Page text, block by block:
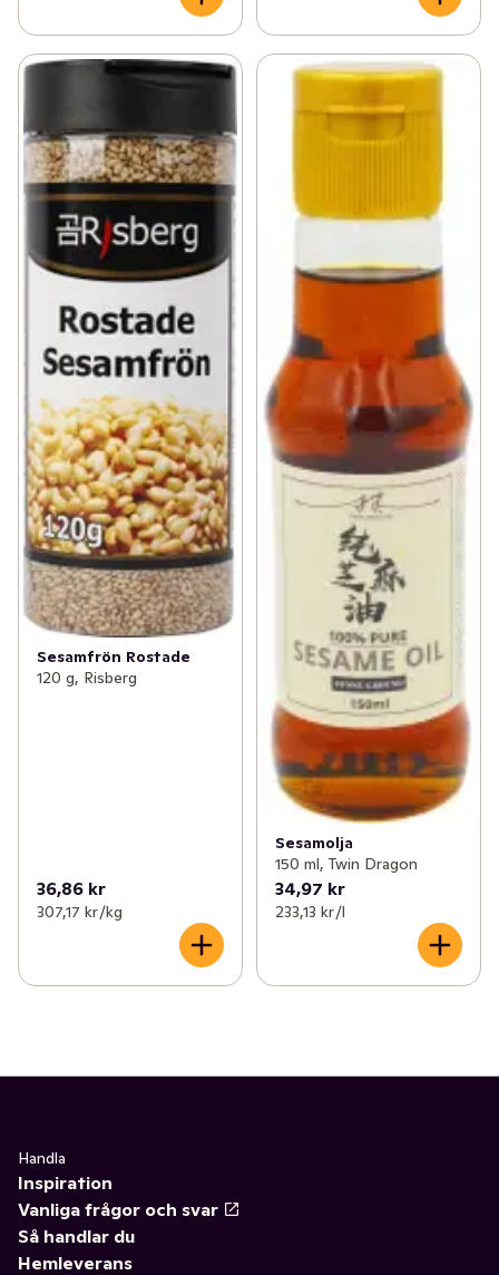
Sesamfrön Rostade
120 g, Risberg
36,86 kr
307,17 kr /kg
Sesamolja
150 ml, Twin Dragon
34,97 kr
233,13 kr /l
Handla
Inspiration
Vanliga frågor och svar
Så handlar du
Hemleverans